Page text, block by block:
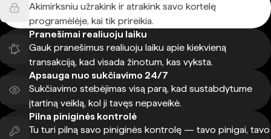
Akimirksniu užrakink ir atrakink savo kortelę
programėlėje, kai tik prireikia.
Pranešimai realiuoju laiku
Gauk pranešimus realiuoju laiku apie kiekvieną
transakciją, kad visada žinotum, kas vyksta.
Apsauga nuo sukčiavimo 24/7
Sukčiavimo stebėjimas visą parą, kad sustabdytume
įtartiną veiklą, kol ji tavęs nepaveikė.
Pilna piniginės kontrolė
Tu turi pilną savo piniginės kontrolę — tavo pinigai, tavo